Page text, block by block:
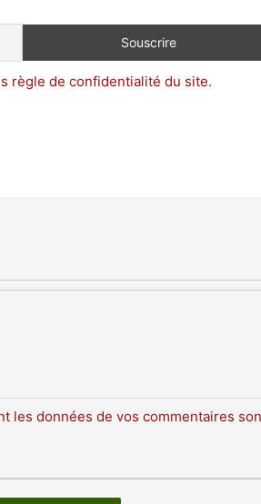
règle de confidentialité du site.
les données de vos commentaires